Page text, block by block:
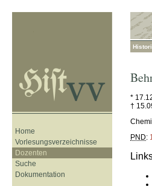
*
†
PND:
Home
Vorlesungsverzeichnisse
Dozenten
Suche
Dokumentation